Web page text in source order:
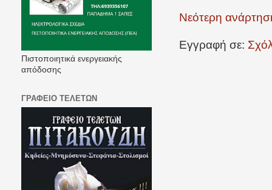
Νεότερη
Εγγραφή σε:
Πιστοποιητικά ενεργειακής
απόδοσης
ΓΡΑΦΕΙΟ ΤΕΛΕΤΩΝ